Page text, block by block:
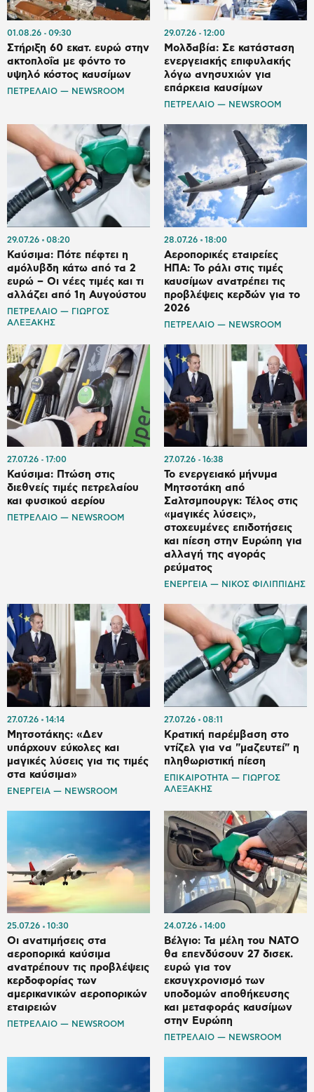
01.08.26 09:30
Στήριξη 60 εκατ. ευρώ στην
ακτοπλοΐα με φόντο το
υψηλό κόστος καυσίμων
ΠΕΤΡΕΛΑΙΟ — NEWSROOM
29.07.26 12:00
Μολδαβία: Σε κατάσταση
ενεργειακής επιφυλακής
λόγω ανησυχιών για
επάρκεια καυσίμων
ΠΕΤΡΕΛΑΙΟ — NEWSROOM
29.07.26 08:20
Καύσιμα: Πότε πέφτει η
αμόλυβδη κάτω από τα 2
ευρώ – Οι νέες τιμές και τι
αλλάζει από 1η Αυγούστου
ΠΕΤΡΕΛΑΙΟ — ΓΙΩΡΓΟΣ
ΑΛΕΞΑΚΗΣ
28.07.26 18:00
Αεροπορικές εταιρείες
ΗΠΑ: Το ράλι στις τιμές
καυσίμων ανατρέπει τις
προβλέψεις κερδών για το
2026
ΠΕΤΡΕΛΑΙΟ — NEWSROOM
27.07.26 17:00
Καύσιμα: Πτώση στις
διεθνείς τιμές πετρελαίου
και φυσικού αερίου
ΠΕΤΡΕΛΑΙΟ — NEWSROOM
27.07.26 16:38
Το ενεργειακό μήνυμα
Μητσοτάκη από
Σαλτσμπουργκ: Τέλος στις
«μαγικές λύσεις»,
στοχευμένες επιδοτήσεις
και πίεση στην Ευρώπη για
αλλαγή της αγοράς
ρεύματος
ΕΝΕΡΓΕΙΑ — ΝΙΚΟΣ ΦΙΛΙΠΠΙΔΗΣ
27.07.26 14:14
Μητσοτάκης: «Δεν
υπάρχουν εύκολες και
μαγικές λύσεις για τις τιμές
στα καύσιμα»
ΕΝΕΡΓΕΙΑ — NEWSROOM
27.07.26 08:11
Κρατική παρέμβαση στο
ντίζελ για να "μαζευτεί" η
πληθωριστική πίεση
ΕΠΙΚΑΙΡΟΤΗΤΑ — ΓΙΩΡΓΟΣ
ΑΛΕΞΑΚΗΣ
25.07.26 10:30
Οι ανατιμήσεις στα
αεροπορικά καύσιμα
ανατρέπουν τις προβλέψεις
κερδοφορίας των
αμερικανικών αεροπορικών
εταιρειών
ΠΕΤΡΕΛΑΙΟ — NEWSROOM
24.07.26 14:00
Βέλγιο: Τα μέλη του ΝΑΤΟ
θα επενδύσουν 27 δισεκ.
ευρώ για τον
εκσυγχρονισμό των
υποδομών αποθήκευσης
και μεταφοράς καυσίμων
στην Ευρώπη
ΠΕΤΡΕΛΑΙΟ — NEWSROOM